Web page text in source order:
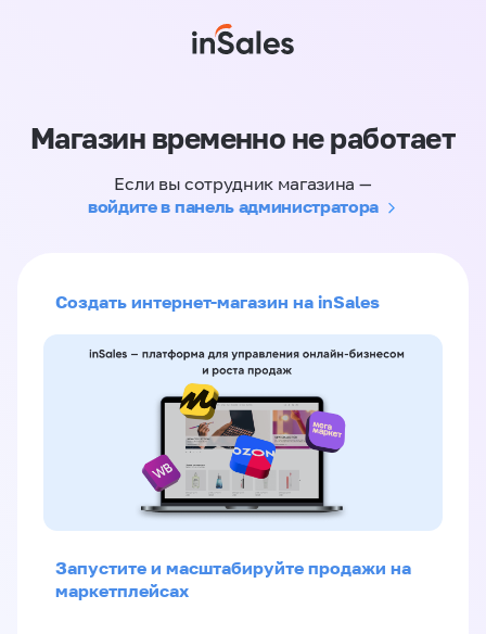
Магазин временно не работает
Если вы сотрудник магазина —
войдите в панель администратора
Создать интернет-магазин на inSales
Запустите и масштабируйте продажи на
маркетплейсах